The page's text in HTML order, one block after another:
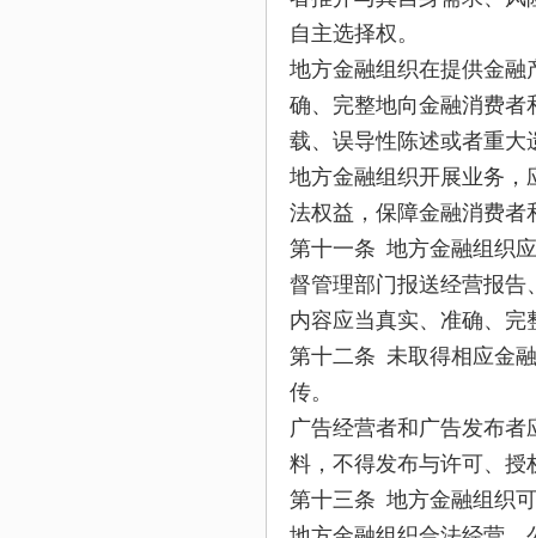
自主选择权。
地方金融组织在提供金融
确、完整地向金融消费者
载、误导性陈述或者重大
地方金融组织开展业务，
法权益，保障金融消费者
第十一条 地方金融组织
督管理部门报送经营报告
内容应当真实、准确、完
第十二条 未取得相应金
传。
广告经营者和广告发布
料，不得发布与许可、授
第十三条 地方金融组织